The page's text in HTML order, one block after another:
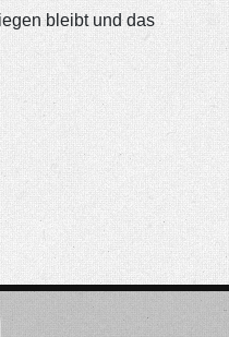
bleibt und das